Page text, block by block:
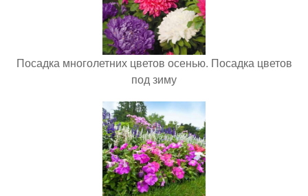
Посадка многолетних цветов осенью. Посадка цветов
под зиму